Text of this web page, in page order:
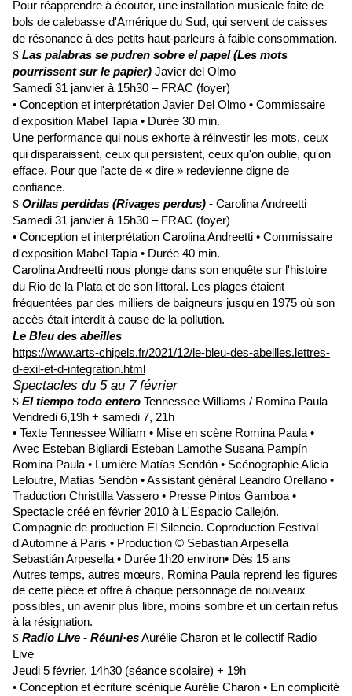
Pour réapprendre à écouter, une installation musicale faite de
bols de calebasse d'Amérique du Sud, qui servent de caisses
de résonance à des petits haut-parleurs à faible consommation.
S Las palabras se pudren sobre el papel (Les mots
pourrissent sur le papier) Javier del Olmo
Samedi 31 janvier à 15h30 – FRAC (foyer)
• Conception et interprétation Javier Del Olmo • Commissaire
d'exposition Mabel Tapia • Durée 30 min.
Une performance qui nous exhorte à réinvestir les mots, ceux
qui disparaissent, ceux qui persistent, ceux qu'on oublie, qu'on
efface. Pour que l'acte de « dire » redevienne digne de
confiance.
S Orillas perdidas (Rivages perdus) - Carolina Andreetti
Samedi 31 janvier à 15h30 – FRAC (foyer)
• Conception et interprétation Carolina Andreetti • Commissaire
d'exposition Mabel Tapia • Durée 40 min.
Carolina Andreetti nous plonge dans son enquête sur l'histoire
du Rio de la Plata et de son littoral. Les plages étaient
fréquentées par des milliers de baigneurs jusqu'en 1975 où son
accès était interdit à cause de la pollution.
Le Bleu des abeilles
https://www.arts-chipels.fr/2021/12/le-bleu-des-abeilles.lettres-
d-exil-et-d-integration.html
Spectacles du 5 au 7 février
S El tiempo todo entero Tennessee Williams / Romina Paula
Vendredi 6,19h + samedi 7, 21h
• Texte Tennessee William • Mise en scène Romina Paula •
Avec Esteban Bigliardi Esteban Lamothe Susana Pampín
Romina Paula • Lumière Matías Sendón • Scénographie Alicia
Leloutre, Matías Sendón • Assistant général Leandro Orellano •
Traduction Christilla Vassero • Presse Pintos Gamboa •
Spectacle créé en février 2010 à L'Espacio Callejón.
Compagnie de production El Silencio. Coproduction Festival
d'Automne à Paris • Production © Sebastian Arpesella
Sebastián Arpesella • Durée 1h20 environ• Dès 15 ans
Autres temps, autres mœurs, Romina Paula reprend les figures
de cette pièce et offre à chaque personnage de nouveaux
possibles, un avenir plus libre, moins sombre et un certain refus
à la résignation.
S Radio Live - Réuni·esAurélie Charon et le collectif Radio
Live
Jeudi 5 février, 14h30 (séance scolaire) + 19h
• Conception et écriture scénique Aurélie Charon • En complicité